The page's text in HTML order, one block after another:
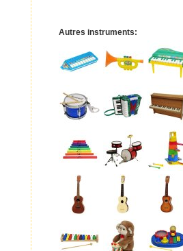
Autres instruments: